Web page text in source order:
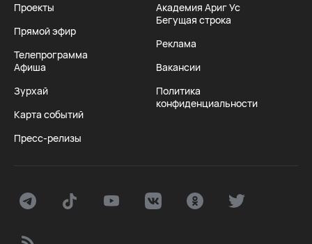
Проекты
Прямой эфир
Телепрограмма
Афиша
Зурхай
Карта событий
Пресс-релизы
Академия Ариг Ус
Бегущая строка
Реклама
Вакансии
Политика
конфиденциальности